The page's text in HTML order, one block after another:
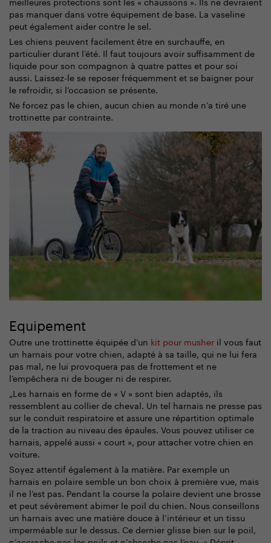
pas manquer dans votre équipement de base. La vaseline
peut également aider contre le sel.
Les chiens peuvent facilement être en surchauffe, en
particulier durant l’été. Il faut toujours avoir suffisamment de
liquide pour son compagnon à quatre pattes et pour soi
aussi. Laissez-le se reposer fréquemment et se baigner pour
le refroidir, si l’occasion se présente.
Ne forcez pas le chien, aucun chien au monde n’a tiré une
trottinette par contrainte.
Equipement
Outre une trottinette équipée d’un kit pour musher il vous faut
un harnais pour votre chien, adapté à sa taille, qui ne lui fera
pas mal, ne lui provoquera pas de frottement et ne
l’empêchera ni de bouger ni de respirer.
„Les harnais en forme de « V » sont bien adaptés, ils
ressemblent au collier de cheval. Un tel harnais ne presse pas
sur le conduit respiratoire et assure une répartition optimale
de la traction au niveau des épaules. Vous pouvez utiliser ce
harnais, appelé aussi « court », pour attacher votre chien en
voiture.
Soyez attentif également à la matière. Par exemple un
harnais en polaire semble un bon choix à première vue, mais
il ne l’est pas. Pendant la course la polaire devient une brosse
et peut sévèrement abimer le poil du chien. Nous conseillons
un harnais avec une matière douce à l’intérieur et un tissu
imperméable sur le dessus. Ce dernier glisse bien sur le poil,